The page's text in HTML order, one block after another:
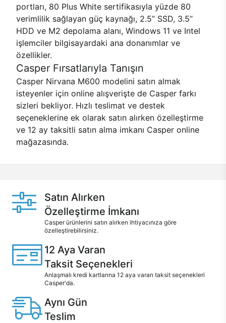
portları, 80 Plus White sertifikasıyla yüzde 80
verimlilik sağlayan güç kaynağı, 2.5’’ SSD, 3.5’’
HDD ve M2 depolama alanı, Windows 11 ve Intel
işlemciler bilgisayardaki ana donanımlar ve
özellikler.
Casper Fırsatlarıyla Tanışın
Casper Nirvana M600 modelini satın almak
isteyenler için online alışverişte de Casper farkı
sizleri bekliyor. Hızlı teslimat ve destek
seçeneklerine ek olarak satın alırken özelleştirme
ve 12 ay taksitli satın alma imkanı Casper online
mağazasında.
Satın Alırken
Özelleştirme İmkanı
Casper ürünlerini satın alırken ihtiyacınıza göre
özelleştirebilirsiniz.
12 Aya Varan
Taksit Seçenekleri
Anlaşmalı kredi kartlarına 12 aya varan taksit seçenekleri
Casper'da.
Aynı Gün
Teslim